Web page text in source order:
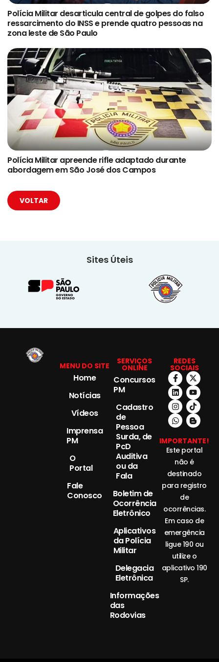
Polícia Militar desarticula central de golpes do falso
ressarcimento do INSS e prende quatro pessoas na
zona leste de São Paulo
Polícia Militar apreende rifle adaptado durante
abordagem em São José dos Campos
VOLTAR
Sites Úteis
MENU DO SITE
Home
Notícias
Vídeos
Imprensa
PM
O
Portal
Fale
Conosco
SERVIÇOS
ONLINE
Concursos
PM
Cadastro
de
Pessoa
Surda, de
PcD
Auditiva
ou da
Fala
Boletim de
Ocorrência
Eletrônico
Aplicativos
da Polícia
Militar
Delegacia
Eletrônica
Informações
das
Rodovias
REDES
SOCIAIS
IMPORTANTE!
Este portal
não é
destinado
para registro
de
ocorrências.
Em caso de
emergência
ligue 190 ou
utilize o
aplicativo 190
SP.